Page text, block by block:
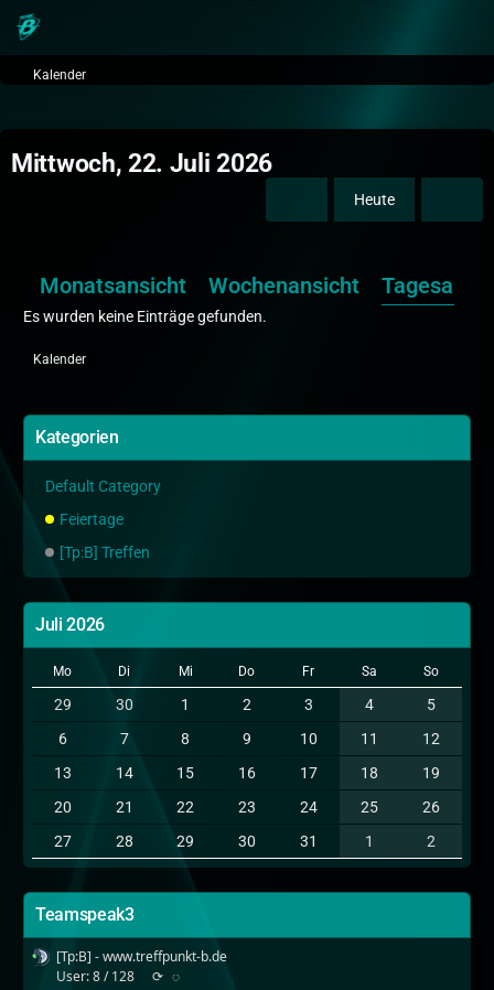
Kalender
Mittwoch, 22. Juli 2026
Heute
Monatsansicht Wochenansicht
Es wurden keine Einträge gefunden.
Kalender
Kategorien
Default Category
Feiertage
[Tp:B] Treffen
Juli 2026
Mo Di Mi Do Fr Sa So
29 30 1 2 3 4
5
6
7 8 9 10 11
12
13
14 15 16 17 18
19
20
21 22 23 24 25
26
27
28 29 30 31 1 2
Teamspeak3
[Tp:B] - www.treffpunkt-b.de
User: 8 / 128
⟳ ◌